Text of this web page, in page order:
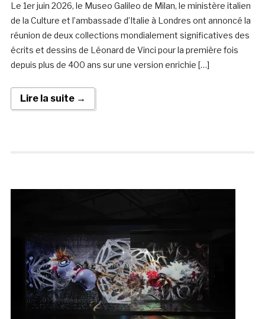
Le 1er juin 2026, le Museo Galileo de Milan, le ministère italien
de la Culture et l’ambassade d’Italie à Londres ont annoncé la
réunion de deux collections mondialement significatives des
écrits et dessins de Léonard de Vinci pour la première fois
depuis plus de 400 ans sur une version enrichie […]
Lire la suite →